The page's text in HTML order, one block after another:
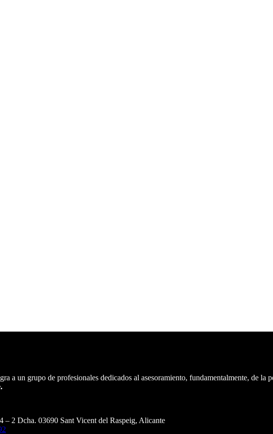
a un grupo de profesionales dedicados al asesoramiento, fundamentalmente, de la
– 2 Dcha. 03690 Sant Vicent del Raspeig, Alicante